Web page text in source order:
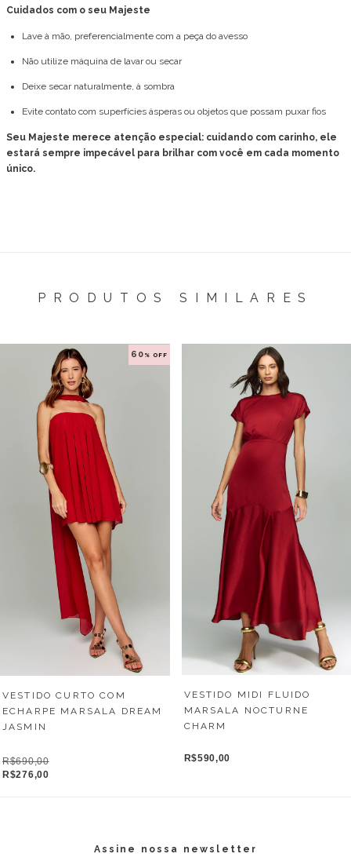
Cuidados com o seu Majeste
Lave à mão, preferencialmente com a peça do avesso
Não utilize máquina de lavar ou secar
Deixe secar naturalmente, à sombra
Evite contato com superfícies ásperas ou objetos que possam puxar fios
Seu Majeste merece atenção especial: cuidando com carinho, ele
estará sempre impecável para brilhar com você em cada momento
único.
PRODUTOS SIMILARES
60 % OFF
VESTIDO CURTO COM
ECHARPE MARSALA DREAM
JASMIN
R$690,00
R$276,00
VESTIDO MIDI FLUIDO
MARSALA NOCTURNE
CHARM
R$590,00
Assine nossa newsletter